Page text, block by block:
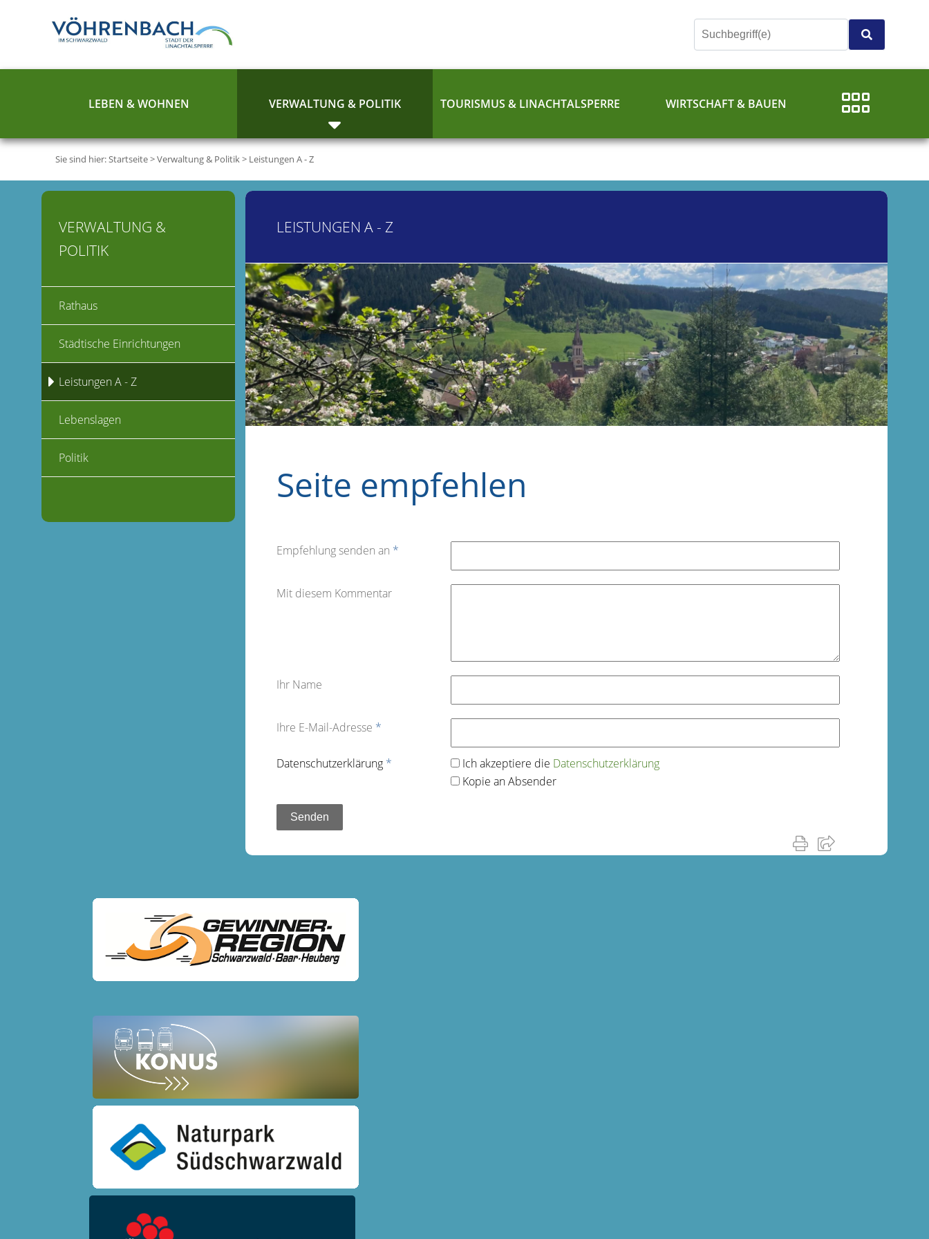
LEBEN & WOHNEN VERWALTUNG & POLITIK TOURISMUS & LINACHTALSPERRE WIRTSCHAFT & BAUEN
Sie sind hier:Startseite>Verwaltung & Politik> Leistungen A - Z
LEISTUNGEN A - Z
Seite empfehlen
Empfehlung senden an *
Mit diesem Kommentar
Ihr Name
Ihre E-Mail-Adresse *
Datenschutz­erklärung * Ich akzeptiere die Datenschutz­erklärung
Kopie an Absender
VERWALTUNG &
POLITIK
Rathaus
Städtische Einrichtungen
Leistungen A - Z
Lebenslagen
Politik